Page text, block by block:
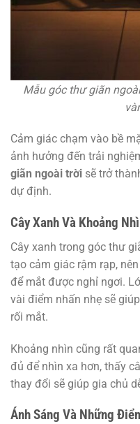
Mẫu góc thư giãn
Cảm giác chạm vào bề
ảnh hưởng đến trải
giãn ngoài trời sẽ trở
dự định.
Cây Xanh Và Khoảng
Cây xanh trong góc thư
tạo cảm giác rậm rạp,
để mắt được nghỉ ngơi.
vài điểm nhấn nhẹ sẽ
rối mắt.
Khoảng nhìn cũng rất
đủ để nhìn xa hơn, thấy
thay đổi sẽ giúp gia chủ
Ánh Sáng Và Những